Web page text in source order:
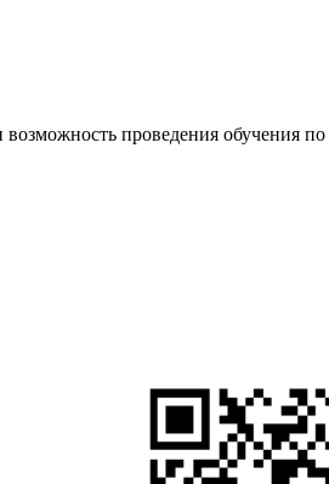
проведения обучения